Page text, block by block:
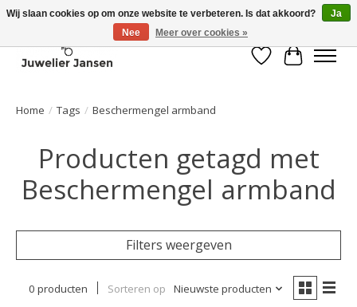
Verlanglijst
Home / Tags / Beschermengel armband
Producten getagd met
Beschermengel armband
Filters weergeven
0 producten Sorteren op Nieuwste producten
Wij slaan cookies op om onze website te verbeteren. Is dat akkoord?
Ja
Nee
Meer over cookies »